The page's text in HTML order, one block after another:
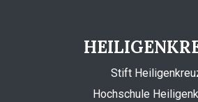
Stift
Hochschule